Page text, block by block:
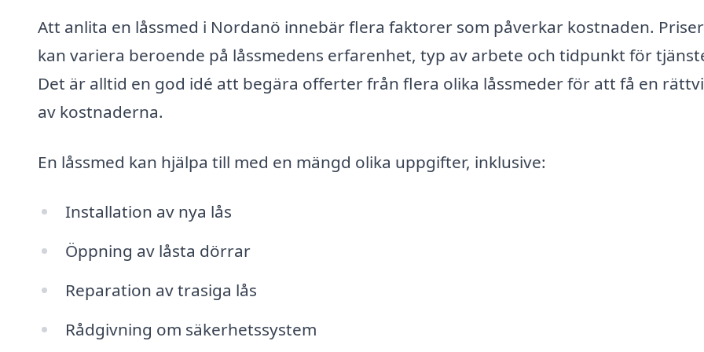
Att anlita en låssmed i Nordanö innebär flera faktorer som påverkar kostnaden.
kan variera beroende på låssmedens erfarenhet, typ av arbete och tidpunkt för
Det är alltid en god idé att begära offerter från flera olika låssmeder för att få en
av kostnaderna.
En låssmed kan hjälpa till med en mängd olika uppgifter, inklusive:
Installation av nya lås
Öppning av låsta dörrar
Reparation av trasiga lås
Rådgivning om säkerhetssystem